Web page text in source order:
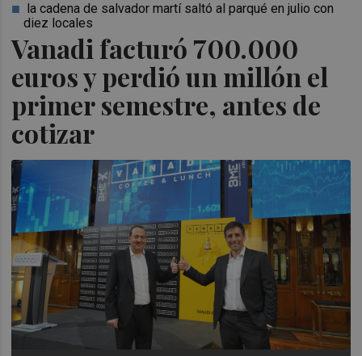
Vanadi facturó 700.000
euros y perdió un millón el
primer semestre, antes de
cotizar
la cadena de salvador martí saltó al parqué en julio con
diez locales